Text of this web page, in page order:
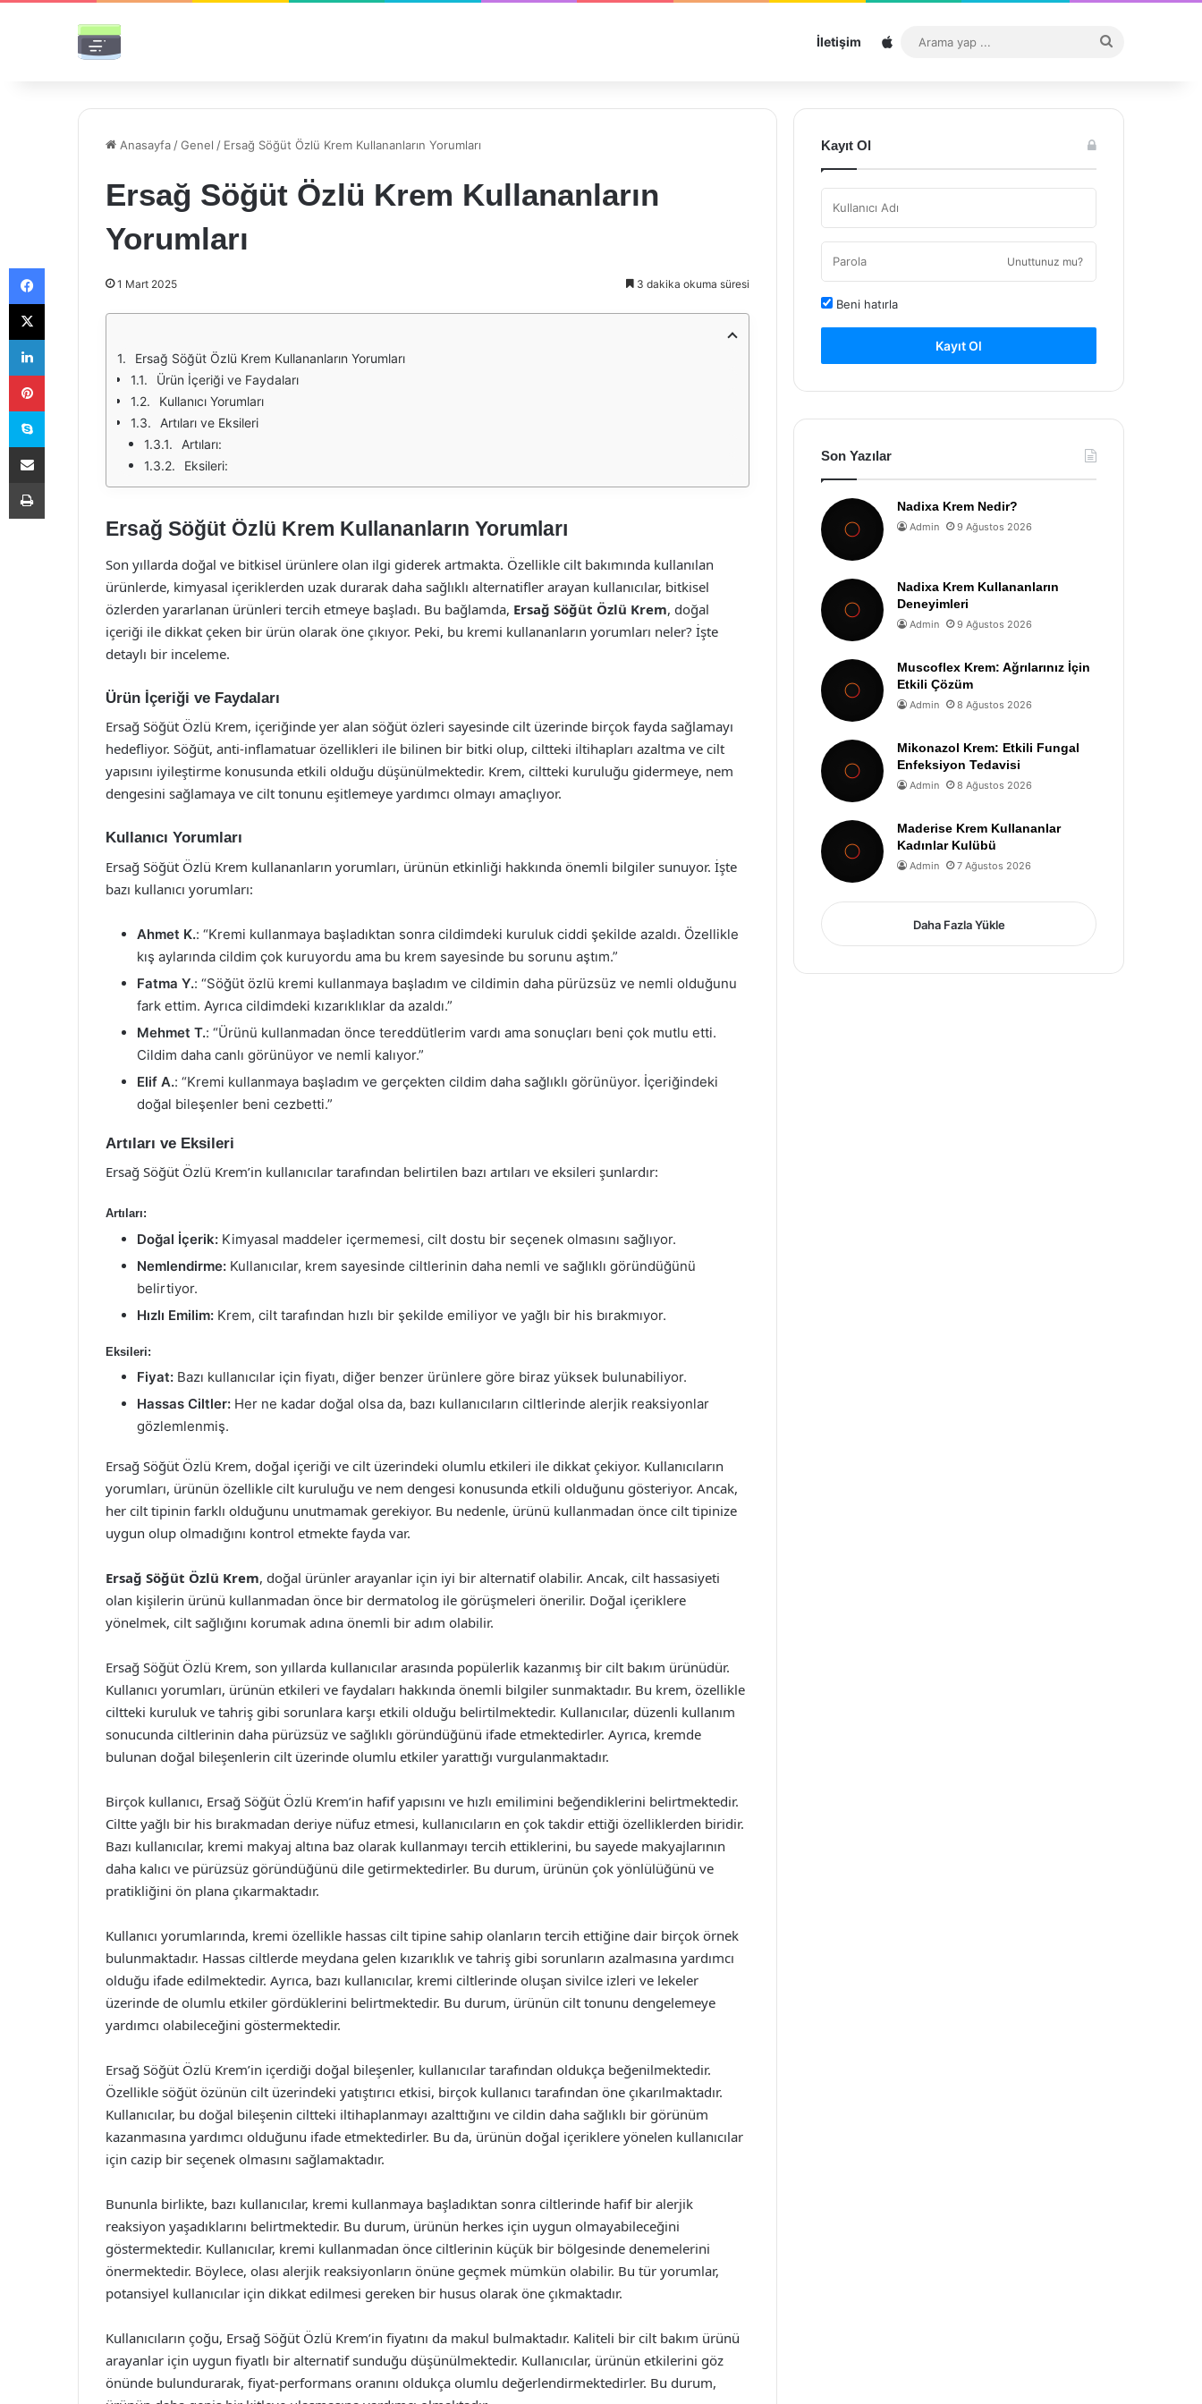
İletişim Sitemap
...
Anasayfa /Genel / Ersağ Söğüt Özlü Krem Kullananların Yorumları
Ersağ Söğüt Özlü Krem Kullananların
Yorumları
1 Mart 2025 3 dakika okuma süresi
Ersağ Söğüt Özlü Krem Kullananların Yorumları
Ürün İçeriği ve Faydaları
Kullanıcı Yorumları
Artıları ve Eksileri
Artıları:
Eksileri:
Ersağ Söğüt Özlü Krem Kullananların Yorumları
Son yıllarda doğal ve bitkisel ürünlere olan ilgi giderek artmakta. Özellikle cilt bakımında kullanılan
ürünlerde, kimyasal içeriklerden uzak durarak daha sağlıklı alternatifler arayan kullanıcılar, bitkisel
özlerden yararlanan ürünleri tercih etmeye başladı. Bu bağlamda, Ersağ Söğüt Özlü Krem, doğal
içeriği ile dikkat çeken bir ürün olarak öne çıkıyor. Peki, bu kremi kullananların yorumları neler? İşte
detaylı bir inceleme.
Ürün İçeriği ve Faydaları
Ersağ Söğüt Özlü Krem, içeriğinde yer alan söğüt özleri sayesinde cilt üzerinde birçok fayda sağlamayı
hedefliyor. Söğüt, anti-inflamatuar özellikleri ile bilinen bir bitki olup, ciltteki iltihapları azaltma ve cilt
yapısını iyileştirme konusunda etkili olduğu düşünülmektedir. Krem, ciltteki kuruluğu gidermeye, nem
dengesini sağlamaya ve cilt tonunu eşitlemeye yardımcı olmayı amaçlıyor.
Kullanıcı Yorumları
Ersağ Söğüt Özlü Krem kullananların yorumları, ürünün etkinliği hakkında önemli bilgiler sunuyor. İşte
bazı kullanıcı yorumları:
Ahmet K.: “Kremi kullanmaya başladıktan sonra cildimdeki kuruluk ciddi şekilde azaldı. Özellikle
kış aylarında cildim çok kuruyordu ama bu krem sayesinde bu sorunu aştım.”
Fatma Y.: “Söğüt özlü kremi kullanmaya başladım ve cildimin daha pürüzsüz ve nemli olduğunu
fark ettim. Ayrıca cildimdeki kızarıklıklar da azaldı.”
Mehmet T.: “Ürünü kullanmadan önce tereddütlerim vardı ama sonuçları beni çok mutlu etti.
Cildim daha canlı görünüyor ve nemli kalıyor.”
Elif A.: “Kremi kullanmaya başladım ve gerçekten cildim daha sağlıklı görünüyor. İçeriğindeki
doğal bileşenler beni cezbetti.”
Artıları ve Eksileri
Ersağ Söğüt Özlü Krem’in kullanıcılar tarafından belirtilen bazı artıları ve eksileri şunlardır:
Artıları:
Doğal İçerik: Kimyasal maddeler içermemesi, cilt dostu bir seçenek olmasını sağlıyor.
Nemlendirme: Kullanıcılar, krem sayesinde ciltlerinin daha nemli ve sağlıklı göründüğünü
belirtiyor.
Hızlı Emilim: Krem, cilt tarafından hızlı bir şekilde emiliyor ve yağlı bir his bırakmıyor.
Eksileri:
Fiyat: Bazı kullanıcılar için fiyatı, diğer benzer ürünlere göre biraz yüksek bulunabiliyor.
Hassas Ciltler: Her ne kadar doğal olsa da, bazı kullanıcıların ciltlerinde alerjik reaksiyonlar
gözlemlenmiş.
Ersağ Söğüt Özlü Krem, doğal içeriği ve cilt üzerindeki olumlu etkileri ile dikkat çekiyor. Kullanıcıların
yorumları, ürünün özellikle cilt kuruluğu ve nem dengesi konusunda etkili olduğunu gösteriyor. Ancak,
her cilt tipinin farklı olduğunu unutmamak gerekiyor. Bu nedenle, ürünü kullanmadan önce cilt tipinize
uygun olup olmadığını kontrol etmekte fayda var.
Ersağ Söğüt Özlü Krem, doğal ürünler arayanlar için iyi bir alternatif olabilir. Ancak, cilt hassasiyeti
olan kişilerin ürünü kullanmadan önce bir dermatolog ile görüşmeleri önerilir. Doğal içeriklere
yönelmek, cilt sağlığını korumak adına önemli bir adım olabilir.
Ersağ Söğüt Özlü Krem, son yıllarda kullanıcılar arasında popülerlik kazanmış bir cilt bakım ürünüdür.
Kullanıcı yorumları, ürünün etkileri ve faydaları hakkında önemli bilgiler sunmaktadır. Bu krem, özellikle
ciltteki kuruluk ve tahriş gibi sorunlara karşı etkili olduğu belirtilmektedir. Kullanıcılar, düzenli kullanım
sonucunda ciltlerinin daha pürüzsüz ve sağlıklı göründüğünü ifade etmektedirler. Ayrıca, kremde
bulunan doğal bileşenlerin cilt üzerinde olumlu etkiler yarattığı vurgulanmaktadır.
Birçok kullanıcı, Ersağ Söğüt Özlü Krem’in hafif yapısını ve hızlı emilimini beğendiklerini belirtmektedir.
Ciltte yağlı bir his bırakmadan deriye nüfuz etmesi, kullanıcıların en çok takdir ettiği özelliklerden biridir.
Bazı kullanıcılar, kremi makyaj altına baz olarak kullanmayı tercih ettiklerini, bu sayede makyajlarının
daha kalıcı ve pürüzsüz göründüğünü dile getirmektedirler. Bu durum, ürünün çok yönlülüğünü ve
pratikliğini ön plana çıkarmaktadır.
Kullanıcı yorumlarında, kremi özellikle hassas cilt tipine sahip olanların tercih ettiğine dair birçok örnek
bulunmaktadır. Hassas ciltlerde meydana gelen kızarıklık ve tahriş gibi sorunların azalmasına yardımcı
olduğu ifade edilmektedir. Ayrıca, bazı kullanıcılar, kremi ciltlerinde oluşan sivilce izleri ve lekeler
üzerinde de olumlu etkiler gördüklerini belirtmektedir. Bu durum, ürünün cilt tonunu dengelemeye
yardımcı olabileceğini göstermektedir.
Ersağ Söğüt Özlü Krem’in içerdiği doğal bileşenler, kullanıcılar tarafından oldukça beğenilmektedir.
Özellikle söğüt özünün cilt üzerindeki yatıştırıcı etkisi, birçok kullanıcı tarafından öne çıkarılmaktadır.
Kullanıcılar, bu doğal bileşenin ciltteki iltihaplanmayı azalttığını ve cildin daha sağlıklı bir görünüm
kazanmasına yardımcı olduğunu ifade etmektedirler. Bu da, ürünün doğal içeriklere yönelen kullanıcılar
için cazip bir seçenek olmasını sağlamaktadır.
Bununla birlikte, bazı kullanıcılar, kremi kullanmaya başladıktan sonra ciltlerinde hafif bir alerjik
reaksiyon yaşadıklarını belirtmektedir. Bu durum, ürünün herkes için uygun olmayabileceğini
göstermektedir. Kullanıcılar, kremi kullanmadan önce ciltlerinin küçük bir bölgesinde denemelerini
önermektedir. Böylece, olası alerjik reaksiyonların önüne geçmek mümkün olabilir. Bu tür yorumlar,
potansiyel kullanıcılar için dikkat edilmesi gereken bir husus olarak öne çıkmaktadır.
Kullanıcıların çoğu, Ersağ Söğüt Özlü Krem’in fiyatını da makul bulmaktadır. Kaliteli bir cilt bakım ürünü
arayanlar için uygun fiyatlı bir alternatif sunduğu düşünülmektedir. Kullanıcılar, ürünün etkilerini göz
önünde bulundurarak, fiyat-performans oranını oldukça olumlu değerlendirmektedirler. Bu durum,
Kayıt Ol
Unuttunuz mu?
Beni hatırla
Kayıt Ol
Son Yazılar
Nadixa Krem Nedir?
Admin 9 Ağustos 2026
Nadixa Krem Kullananların
Deneyimleri
Admin 9 Ağustos 2026
Muscoflex Krem: Ağrılarınız İçin
Etkili Çözüm
Admin 8 Ağustos 2026
Mikonazol Krem: Etkili Fungal
Enfeksiyon Tedavisi
Admin 8 Ağustos 2026
Maderise Krem Kullananlar
Kadınlar Kulübü
Admin 7 Ağustos 2026
Daha Fazla Yükle
Facebook
X
LinkedIn
Pinterest
Skype
E-Posta ile paylaş